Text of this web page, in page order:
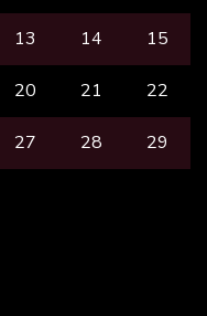
13 14 15
20 21 22
27 28 29